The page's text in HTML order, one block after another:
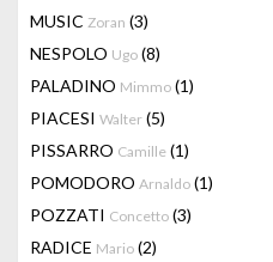
MUSIC Zoran (3)
NESPOLO Ugo (8)
PALADINO Mimmo (1)
PIACESI Walter (5)
PISSARRO Camille (1)
POMODORO Arnaldo (1)
POZZATI Concetto (3)
RADICE Mario (2)